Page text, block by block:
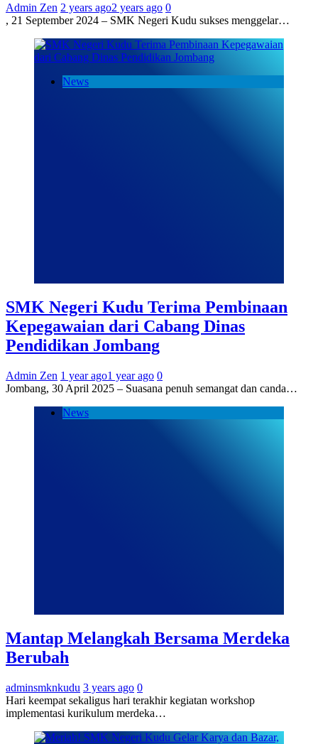
Admin Zen 2 years ago2 years ago 0
, 21 September 2024 – SMK Negeri Kudu sukses menggelar…
News
SMK Negeri Kudu Terima Pembinaan
Kepegawaian dari Cabang Dinas
Pendidikan Jombang
Admin Zen 1 year ago1 year ago 0
Jombang, 30 April 2025 – Suasana penuh semangat dan canda…
News
Mantap Melangkah Bersama Merdeka
Berubah
adminsmknkudu 3 years ago 0
Hari keempat sekaligus hari terakhir kegiatan workshop
implementasi kurikulum merdeka…